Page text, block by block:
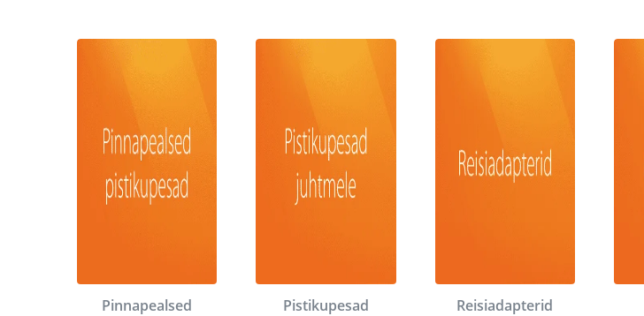
Pinnapealsed
Pistikupesad
Reisiadapterid